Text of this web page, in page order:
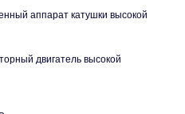
аппарат катушки высокой
двигатель высокой